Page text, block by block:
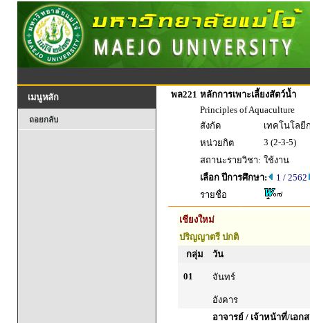
เมนูหลัก
ถอยกลับ
พล221 หลักการเพาะเลี้ยงสัตว์น้ำ
Principles of Aquaculture
สังกัด
เทคโนโลยี
หน่วยกิต
3 (2-3-5)
สถานะรายวิชา: ใช้งาน
เลือก ปีการศึกษา:
1 / 2562
รายชื่อ
เชียงใหม่
ปริญญาตรี ปกติ
กลุ่ม
วัน
01 จันทร์
อังคาร
อาจารย์ / เจ้าหน้าที่/เอก